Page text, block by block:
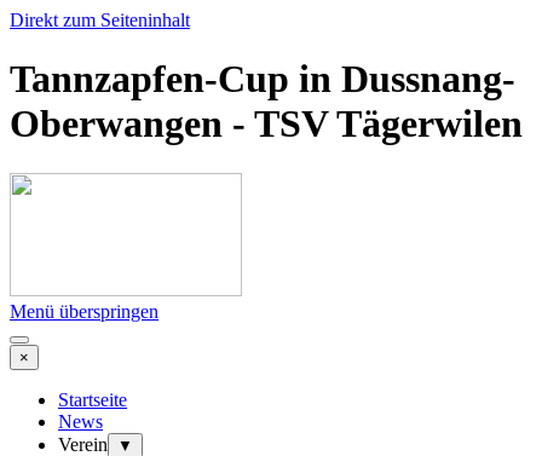
Direkt zum Seiteninhalt
Tannzapfen-Cup in Dussnang-
Oberwangen - TSV Tägerwilen
Menü überspringen
×
Startseite
News
Verein
▼